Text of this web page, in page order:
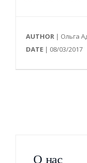
AUTHOR | Ольга
DATE | 08/03/2017
О нас